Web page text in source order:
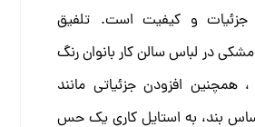
جزئیات و کیفیت است. تلفیق
در لباس سالن کار بانوان رنگ
افزودن جزئیاتی مانند
بند، به استایل کاری یک حس